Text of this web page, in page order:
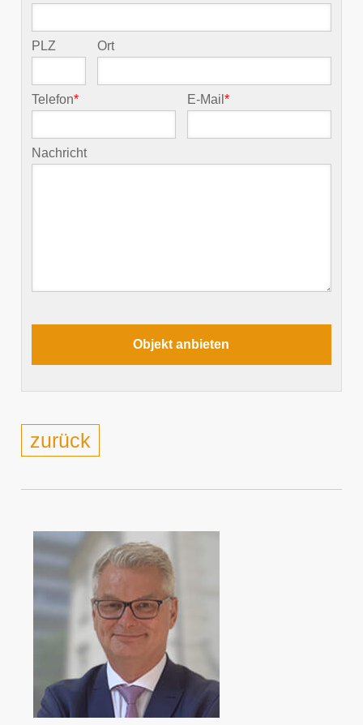
PLZ Ort
Telefon* E-Mail*
Nachricht
zurück